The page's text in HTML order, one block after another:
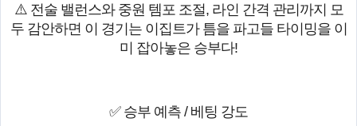
⚠️ 전술 밸런스와 중원 템포 조절, 라인 간격 관리까지 모
두 감안하면 이 경기는 이집트가 틈을 파고들 타이밍을 이
미 잡아놓은 승부다!
✅ 승부 예측 / 베팅 강도